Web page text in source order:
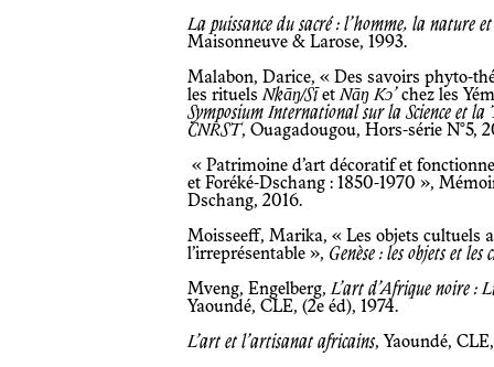
La puissance du sacré : l’homme, la nature
Maisonneuve & Larose, 1993.
Malabon, Darice, « Des savoirs phyto-
les rituelsNkāŋ/Sī etNāŋ Kɔ’ chez les
Symposium International sur la Science et la
CNRST, Ouagadougou, Hors-série N°5,
« Patrimoine d’art décoratif et
et Foréké-Dschang : 1850-1970 »,
Dschang, 2016.
Moisseeff, Marika, « Les objets cultuels
l’irreprésentable », Genèse : les objets et les
Mveng, Engelberg,L’art d’Afrique noire :
Yaoundé, CLE, (2e éd), 1974.
L’art et l’artisanat africains, Yaoundé,